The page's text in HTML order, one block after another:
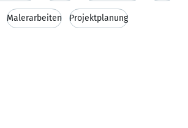
Malerarbeiten Projektplanung